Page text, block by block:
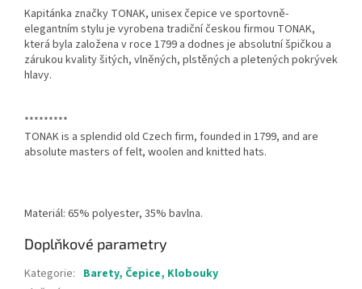
Kapitánka značky TONAK, unisex čepice ve sportovně-
elegantním stylu je vyrobena tradiční českou firmou TONAK,
která byla založena v roce 1799 a dodnes je absolutní špičkou a
zárukou kvality šitých, vlněných, plstěných a pletených pokrývek
hlavy.
*********
TONAK is a splendid old Czech firm, founded in 1799, and are
absolute masters of felt, woolen and knitted hats.
Materiál: 65% polyester, 35% bavlna.
Doplňkové parametry
Kategorie: Barety, Čepice, Klobouky